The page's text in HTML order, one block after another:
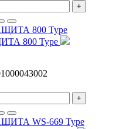
+
800 Type
+